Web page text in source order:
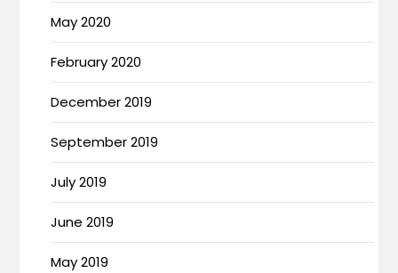
May 2020
February 2020
December 2019
September 2019
July 2019
June 2019
May 2019